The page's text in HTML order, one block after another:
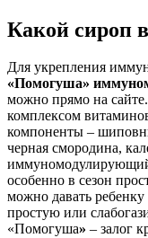
Какой сироп
Для укрепления
«Помогуша»
можно прямо на
комплексом
компоненты –
черная смородина,
особенно в сезон
можно давать
простую или
«Помогуша» – залог